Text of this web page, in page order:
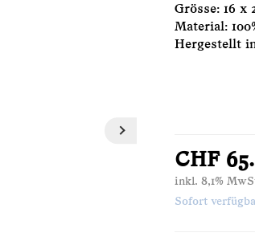
Grösse: 16 x
Material:
Hergestellt
CHF
inkl. 8,1%
Sofort